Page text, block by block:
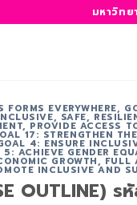
มหาวิท
EVERYWHERE,
SAFE,
PROVIDE ACCESS
17: STRENGTHEN
4: ENSURE
5: ACHIEVE GENDER
GROWTH,
INCLUSIVE AND
OUTLINE)